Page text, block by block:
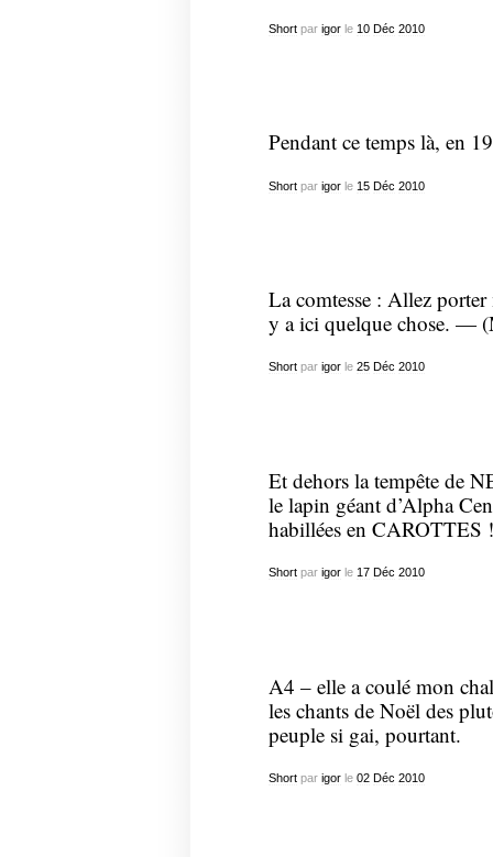
Shortpar igorle 10 Déc 2010
Pendant ce temps là, en
Shortpar igorle 15 Déc 2010
La comtesse : Allez
y a ici quelque chose. —
Shortpar igorle 25 Déc 2010
Et dehors la tempête de
le lapin géant d’Alpha
habillées en CAROTTES !
Shortpar igorle 17 Déc 2010
A4 – elle a coulé mon
les chants de Noël des
peuple si gai, pourtant.
Shortpar igorle 02 Déc 2010